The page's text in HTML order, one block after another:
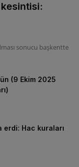
sonucu başkentte
(9 Ekim 2025
erdi: Hac kuraları